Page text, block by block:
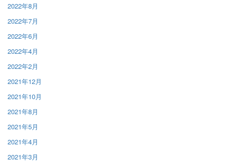
2022年8月
2022年7月
2022年6月
2022年4月
2022年2月
2021年12月
2021年10月
2021年8月
2021年5月
2021年4月
2021年3月